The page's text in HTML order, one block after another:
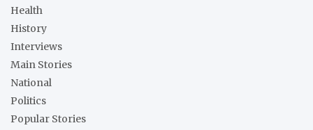
Health
History
Interviews
Main Stories
National
Politics
Popular Stories